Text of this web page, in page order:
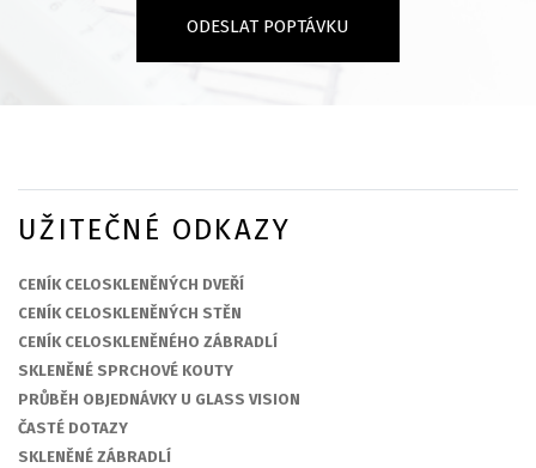
UŽITEČNÉ ODKAZY
CENÍK CELOSKLENĚNÝCH DVEŘÍ
CENÍK CELOSKLENĚNÝCH STĚN
CENÍK CELOSKLENĚNÉHO ZÁBRADLÍ
SKLENĚNÉ SPRCHOVÉ KOUTY
PRŮBĚH OBJEDNÁVKY U GLASS VISION
ČASTÉ DOTAZY
SKLENĚNÉ ZÁBRADLÍ